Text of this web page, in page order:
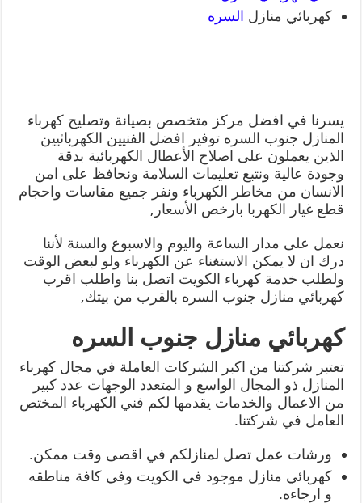
كهربائي منازل السره
يسرنا في افضل مركز متخصص بصيانة وتصليح كهرباء
المنازل جنوب السره توفير افضل الفنيين الكهربائيين
الذين يعملون على اصلاح الأعطال الكهربائية بدقة
وجودة عالية ونتبع تعليمات السلامة ونحافظ على امن
الانسان من مخاطر الكهرباء ونفر جميع مقاسات واحجام
قطع غيار الكهربا بارخص الأسعار,
نعمل على مدار الساعة واليوم والاسبوع والسنة لأننا
درك ان لا يمكن الاستغناء عن الكهرباء ولو لبعض الوقت
ولطلب خدمة كهرباء الكويت اتصل بنا واطلب اقرب
كهربائي منازل جنوب السره بالقرب من بيتك,
كهربائي منازل جنوب السره
تعتبر شركتنا من اكبر الشركات العاملة في مجال كهرباء
المنازل ذو المجال الواسع و المتعدد الوجهات عدد كبير
من الاعمال والخدمات يقدمها لكم فني الكهرباء المختص
العامل في شركتنا.
ورشات عمل تصل لمنازلكم في اقصى وقت ممكن.
كهربائي منازل موجود في الكويت وفي كافة مناطقه
و ارجاءه.